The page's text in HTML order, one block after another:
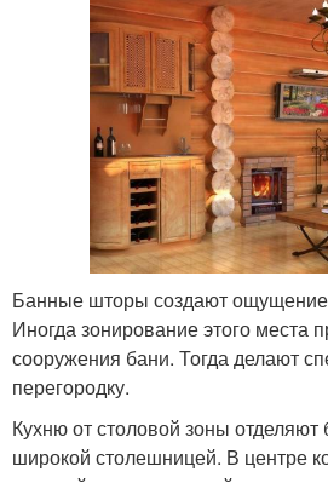
Банные шторы создают
Иногда зонирование этого места
сооружения бани. Тогда делают
перегородку.
Кухню от столовой зоны отделяют
широкой столешницей. В центре